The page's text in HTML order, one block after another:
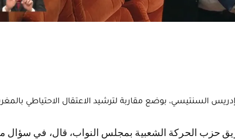
السنتيسي، بوضع مقاربة لترشيد الاعتقال الاحتياطي